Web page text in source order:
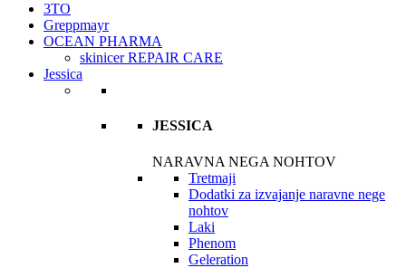
3TO
Greppmayr
OCEAN PHARMA
skinicer REPAIR CARE
Jessica
JESSICA
NARAVNA NEGA NOHTOV
Tretmaji
Dodatki za izvajanje naravne nege
nohtov
Laki
Phenom
Geleration